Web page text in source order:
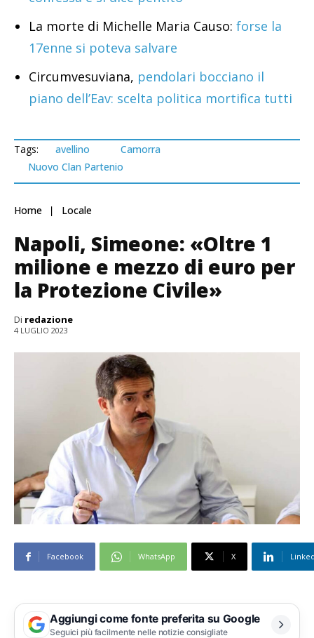
La morte di Michelle Maria Causo: forse la
17enne si poteva salvare
Circumvesuviana, pendolari bocciano il
piano dell’Eav: scelta politica mortifica tutti
Tags: avellino
Camorra
Nuovo Clan Partenio
Home Locale
Napoli, Simeone: «Oltre 1
milione e mezzo di euro per
la Protezione Civile»
Di redazione
4 LUGLIO 2023
Facebook WhatsApp X
Aggiungi come fonte preferita su Google
Seguici più facilmente nelle notizie consigliate